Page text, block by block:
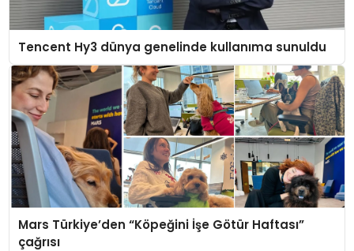
Tencent Hy3 dünya genelinde kullanıma sunuldu
Mars Türkiye’den “Köpeğini İşe Götür Haftası”
çağrısı